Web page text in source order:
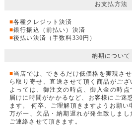
お支払方法
■各種クレジット決済
■銀行振込（前払い）決済
■後払い決済（手数料330円）
納期について
■当店では、できるだけ低価格を実現さ
ら取り寄せ、直送させて頂く商品がご
よっては、御注文の時点、御入金の時
届けに時間がかかるなど、お客様にご迷
ます。 何卒、ご理解頂きますようお願い
万が一、欠品・納期遅れが発生致しま
ご連絡させて頂きます。